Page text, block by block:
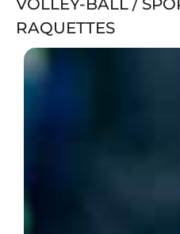
VOLLEY-BALL /
RAQUETTES